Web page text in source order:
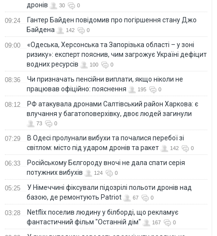
дронів
30 0
09:24
Гантер Байден повідомив про погіршення стану Джо
Байдена
142 0
09:00
«Одеська, Херсонська та Запорізька області – у зоні
ризику»: експерт пояснив, чим загрожує Україні дефіцит
водних ресурсів
100 0
08:36
Чи призначать пенсійни виплати, якщо ніколи не
працював офіційно: пояснення
195 0
08:12
РФ атакувала дронами Салтівський район Харкова: є
влучання у багатоповерхівку, двоє людей загинули
73 0
07:29
В Одесі пролунали вибухи та почалися перебої зі
світлом: місто під ударом дронів та ракет
142 0
06:33
Російському Бєлгороду вночі не дала спати серія
потужних вибухів
124 0
05:25
У Німеччині фіксували підозрілі польоти дронів над
базою, де ремонтують Patriot
67 0
03:28
Netflix поселив людину у білборді, що рекламує
фантастичний фільм "Останній дім"
167 0